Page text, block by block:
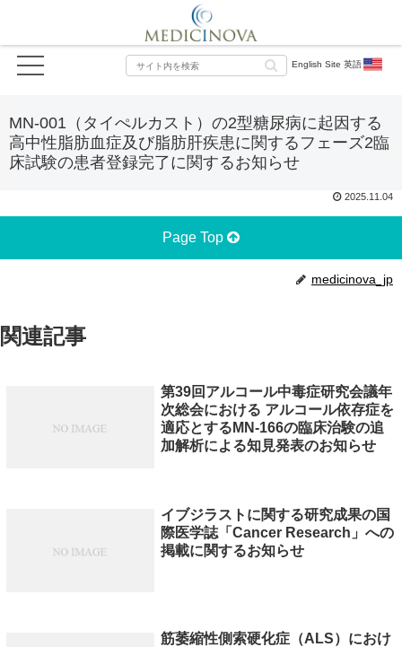
English Site 英語
MN-001（タイぺルカスト）の2型糖尿病に起因する
高中性脂肪血症及び脂肪肝疾患に関するフェーズ2臨
床試験の患者登録完了に関するお知らせ
2025.11.04
Page Top
medicinova_jp
関連記事
第39回アルコール中毒症研究会議年
次総会における アルコール依存症を
適応とするMN-166の臨床治験の追
加解析による知見発表のお知らせ
イブジラストに関する研究成果の国
際医学誌「Cancer Research」への
掲載に関するお知らせ
筋萎縮性側索硬化症（ALS）におけ